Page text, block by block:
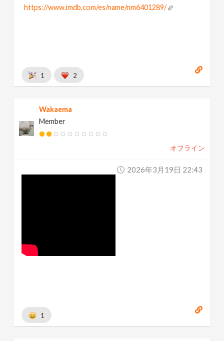
https://www.imdb.com/es/name/nm6401289/
1 2
Wakaema
Member
オフライン
2026年3月19日 22:43
1